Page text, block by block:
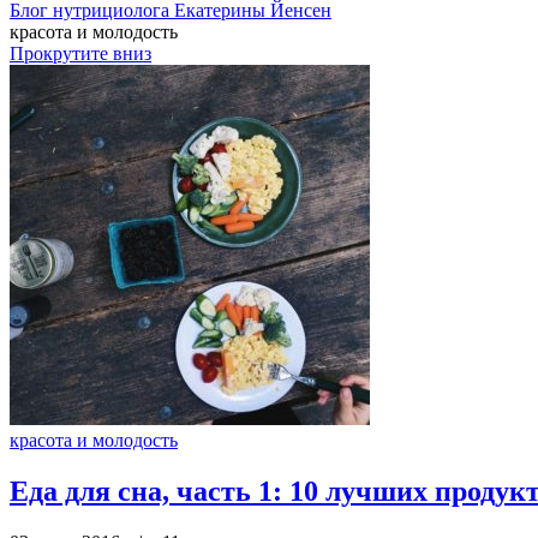
Блог нутрициолога Екатерины Йенсен
красота и молодость
Прокрутите вниз
красота и молодость
Еда для сна, часть 1: 10 лучших